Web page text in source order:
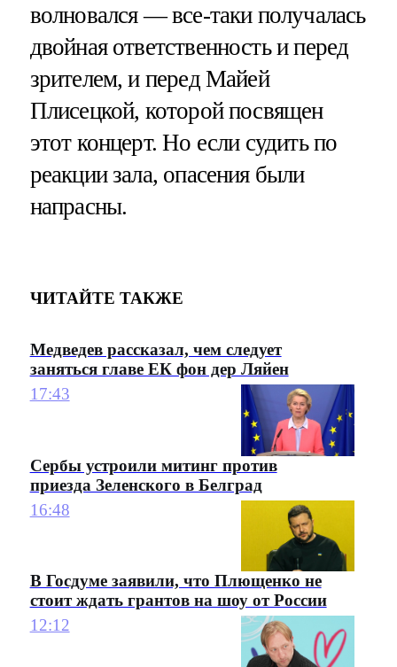
волновался — все-таки получалась
двойная ответственность и перед
зрителем, и перед Майей
Плисецкой, которой посвящен
этот концерт. Но если судить по
реакции зала, опасения были
напрасны.
ЧИТАЙТЕ ТАКЖЕ
Медведев рассказал, чем следует
заняться главе ЕК фон дер Ляйен
17:43
Сербы устроили митинг против
приезда Зеленского в Белград
16:48
В Госдуме заявили, что Плющенко не
стоит ждать грантов на шоу от России
12:12